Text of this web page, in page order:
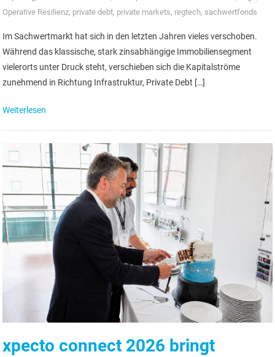
Operative Resilienz, private debt, private markets, regtech, sachwertfonds
Im Sachwertmarkt hat sich in den letzten Jahren vieles verschoben.
Während das klassische, stark zinsabhängige Immobiliensegment
vielerorts unter Druck steht, verschieben sich die Kapitalströme
zunehmend in Richtung Infrastruktur, Private Debt […]
Weiterlesen
xpecto connect 2026 bringt